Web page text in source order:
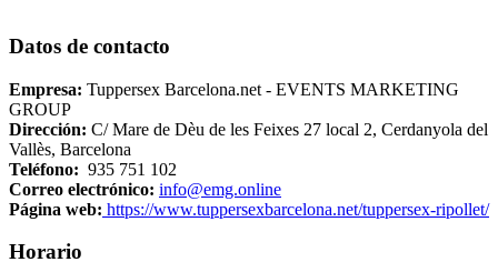
Datos de contacto
Empresa: Tuppersex Barcelona.net - EVENTS MARKETING
GROUP
Dirección: C/ Mare de Dèu de les Feixes 27 local 2, Cerdanyola del
Vallès, Barcelona
Teléfono: 935 751 102
Correo electrónico: info@emg.online
Página web: https://www.tuppersexbarcelona.net/tuppersex-ripollet/
Horario